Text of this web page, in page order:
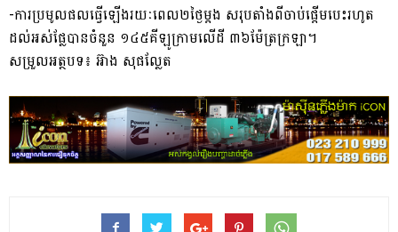
-ការប្រមូលផលធ្វើឡើង​រយៈ​ពេល២ថ្ងៃម្តង សរុបតាំងពីចាប់ផ្តើមបេះរហូត
ដល់អស់ផ្លែបានចំនួន ១៤៥គីឡូក្រាមលើដី ៣៦ម៉ែត្រក្រឡា។
​​​សម្រួលអត្ថបទ៖ អ៊ាង សុផល្លែត